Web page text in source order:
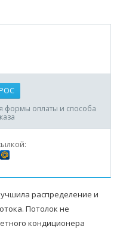
формы оплаты и способа
распределение и
Потолок не
кондиционера